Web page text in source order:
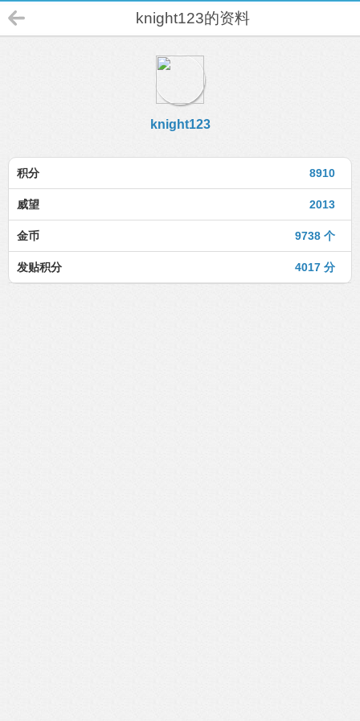
knight123的资料
knight123
8910
积分
2013
威望
9738 个
金币
4017 分
发贴积分